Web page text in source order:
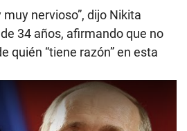
nervioso”, dijo Nikita
34 años, afirmando que no
quién “tiene razón” en esta